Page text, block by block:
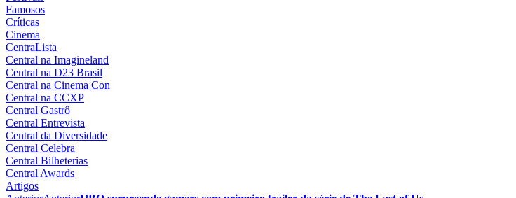
Famosos
Críticas
Cinema
CentraLista
Central na Imagineland
Central na D23 Brasil
Central na Cinema Con
Central na CCXP
Central Gastrô
Central Entrevista
Central da Diversidade
Central Celebra
Central Bilheterias
Central Awards
Artigos